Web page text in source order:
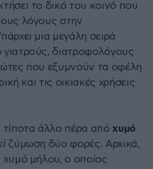
το δικό του κοινό που
λόγους στην
μια μεγάλη σειρά
διατροφολόγους
που εξυμνούν τα οφέλη
και τις οικιακές χρήσεις
τίποτα άλλο πέρα από χυμό
ζύμωση δύο φορές. Αρχικά,
χυμό μήλου, ο οποίος